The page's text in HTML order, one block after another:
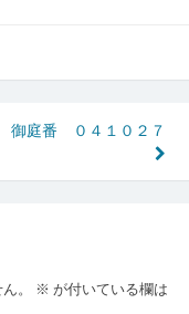
御庭番 ０４１０２７
。 ※ が付いている欄は